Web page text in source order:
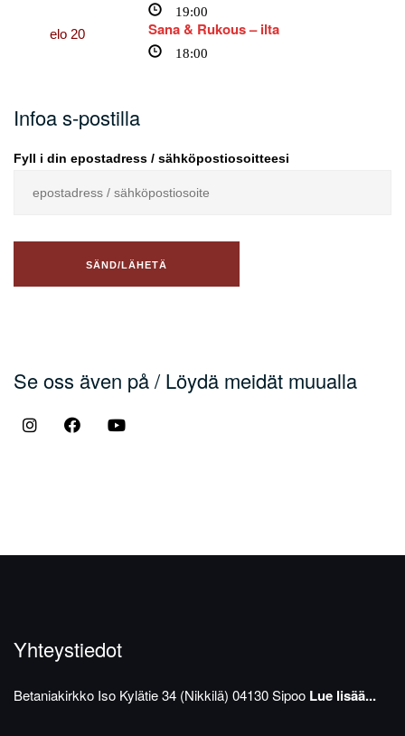
19:00
elo 20 Sana & Rukous – ilta
18:00
Infoa s-postilla
Fyll i din epostadress / sähköpostiosoitteesi
Se oss även på / Löydä meidät muualla
Yhteystiedot
Betaniakirkko Iso Kylätie 34 (Nikkilä) 04130 Sipoo Lue lisää...